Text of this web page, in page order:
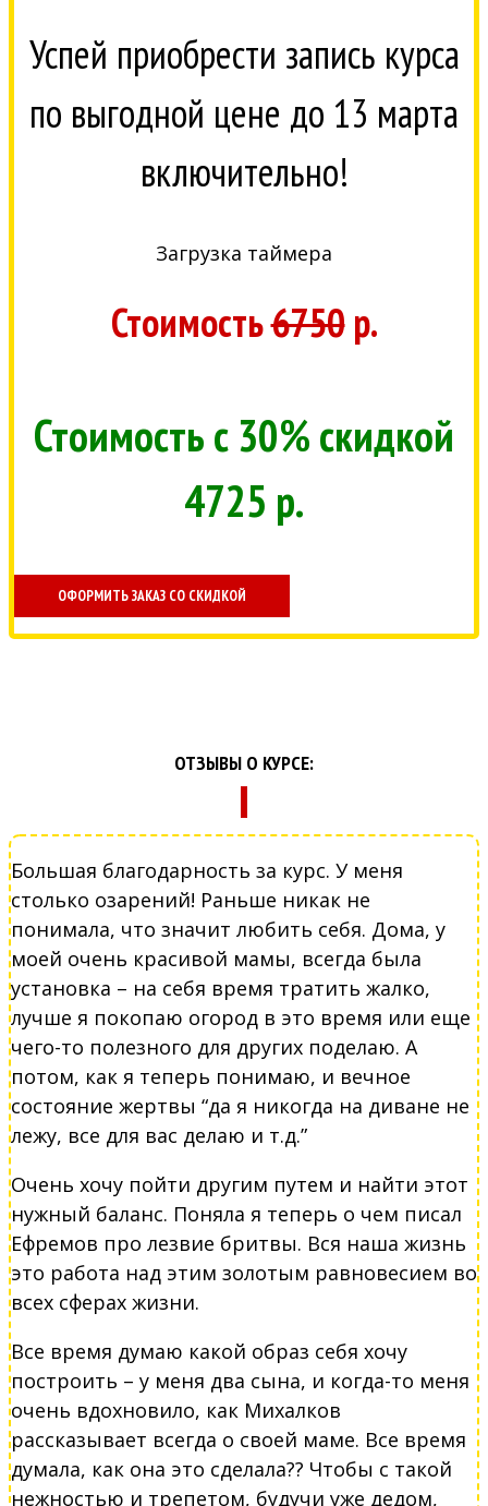
Успей приобрести запись курса
по выгодной цене до 13 марта
включительно!
Загрузка таймера
Стоимость6750р.
Стоимость с 30% скидкой
4725 р.
ОФОРМИТЬ ЗАКАЗ СО СКИДКОЙ
ОТЗЫВЫ О КУРСЕ:
Большая благодарность за курс. У меня
столько озарений! Раньше никак не
понимала, что значит любить себя. Дома, у
моей очень красивой мамы, всегда была
установка – на себя время тратить жалко,
лучше я покопаю огород в это время или еще
чего-то полезного для других поделаю. А
потом, как я теперь понимаю, и вечное
состояние жертвы “да я никогда на диване не
лежу, все для вас делаю и т.д.”
Очень хочу пойти другим путем и найти этот
нужный баланс. Поняла я теперь о чем писал
Ефремов про лезвие бритвы. Вся наша жизнь
это работа над этим золотым равновесием во
всех сферах жизни.
Все время думаю какой образ себя хочу
построить – у меня два сына, и когда-то меня
очень вдохновило, как Михалков
рассказывает всегда о своей маме. Все время
думала, как она это сделала?? Чтобы с такой
нежностью и трепетом, будучи уже дедом,